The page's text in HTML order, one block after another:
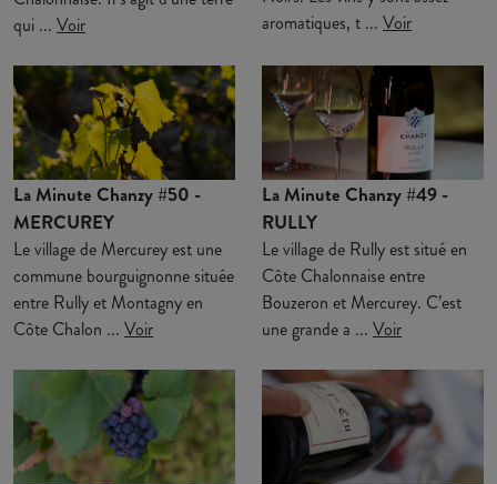
qui ... Voir
aromatiques, t ... Voir
La Minute Chanzy #50 -
MERCUREY
Le village de Mercurey est une
commune bourguignonne située
entre Rully et Montagny en
Côte Chalon ... Voir
La Minute Chanzy #49 -
RULLY
Le village de Rully est situé en
Côte Chalonnaise entre
Bouzeron et Mercurey. C’est
une grande a ... Voir